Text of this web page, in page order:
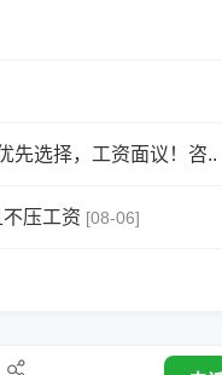
先选择，工资面议！咨..
压工资 [08-06]